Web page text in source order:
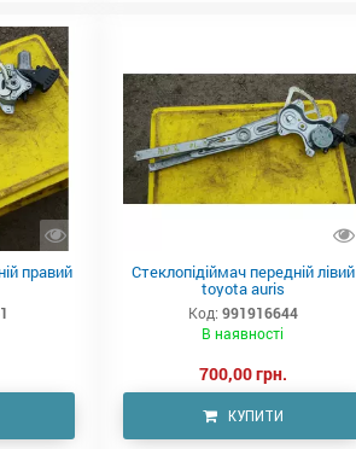
правий Стеклопідіймач передній лівий
toyota auris
Код: 991916644
В наявності
700,00 грн.
КУПИТИ